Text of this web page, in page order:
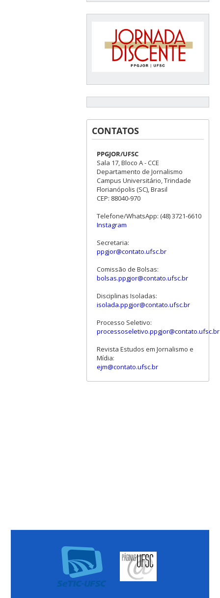
CONTATOS
PPGJOR/UFSC
Sala 17, Bloco A - CCE
Departamento de Jornalismo
Campus Universitário, Trindade
Florianópolis (SC), Brasil
CEP: 88040-970
Telefone/WhatsApp: (48) 3721-6610
Instagram
Secretaria:
ppgjor@contato.ufsc.br
Comissão de Bolsas:
bolsas.ppgjor@contato.ufsc.br
Disciplinas Isoladas:
isolada.ppgjor@contato.ufsc.br
Processo Seletivo:
processoseletivo.ppgjor@contato.ufsc.br
Revista Estudos em Jornalismo e
Mídia:
ejm@contato.ufsc.br